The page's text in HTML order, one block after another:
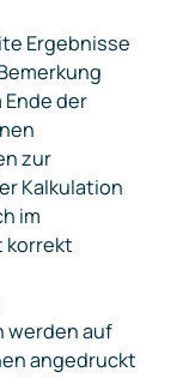
Ergebnisse
Ende der
zur
Kalkulation
im
korrekt
werden auf
angedruckt